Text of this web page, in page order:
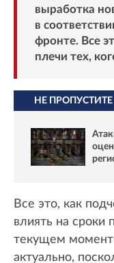
выработка
в
фронте. Все
плечи тех,
НЕ ПРОПУСТИТЕ
Все это, как
влиять на
текущем
актуально,